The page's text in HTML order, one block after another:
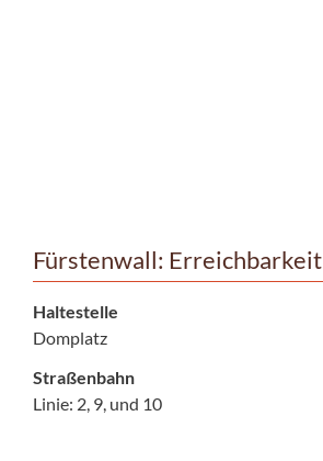
Fürstenwall: Erreichbarkeit
Haltestelle
Domplatz
Straßenbahn
Linie: 2, 9, und 10